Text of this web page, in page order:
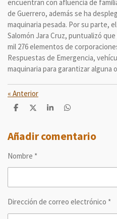
encuentran con afluencia de
de Guerrero, además se ha
maquinaria pesada. Por su parte,
Salomón Jara Cruz, puntualizó
mil 276 elementos de
Respuestas de Emergencia,
maquinaria para garantizar alguna
« Anterior
C
p
a
t
C
p
a
C
p
a
C
p
a
Añadir comentario
Nombre *
Dirección de correo electrónico *